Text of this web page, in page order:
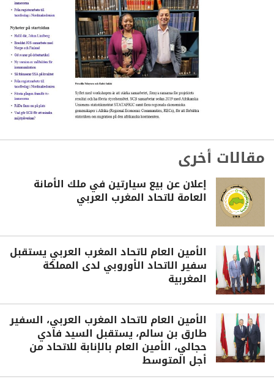
مقالات أخرى
إعلان عن بيع سيارتين في ملك الأمانة
العامة لاتحاد المغرب العربي
الأمين العام لاتحاد المغرب العربي يستقبل
سفير الاتحاد الأوروبي لدى المملكة
المغربية
الأمين العام لاتحاد المغرب العربي، السفير
طارق بن سالم، يستقبل السيد فادي
حجالي، الأمين العام بالإنابة للاتحاد من
أجل المتوسط